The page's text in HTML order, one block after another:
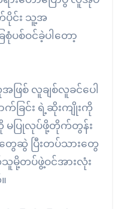
ပိုင်း သူ့အ
ပစ်ဝင်ခဲ့ပါတော့
ြစ် လူချစ်လူခင်ပေါ
ခြင်း ရဲ့ဆိုးကျိုးကို
မပြုလုပ်ဖို့တိုက်တွန်း
ဆွဲ ပြီးတပ်သားတွေ
မို့တပ်ဖွဲ့ဝင်အားလုံး